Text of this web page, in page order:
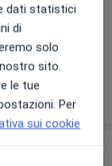
dati statistici
di
solo
sito.
le tue
Per
sui cookie